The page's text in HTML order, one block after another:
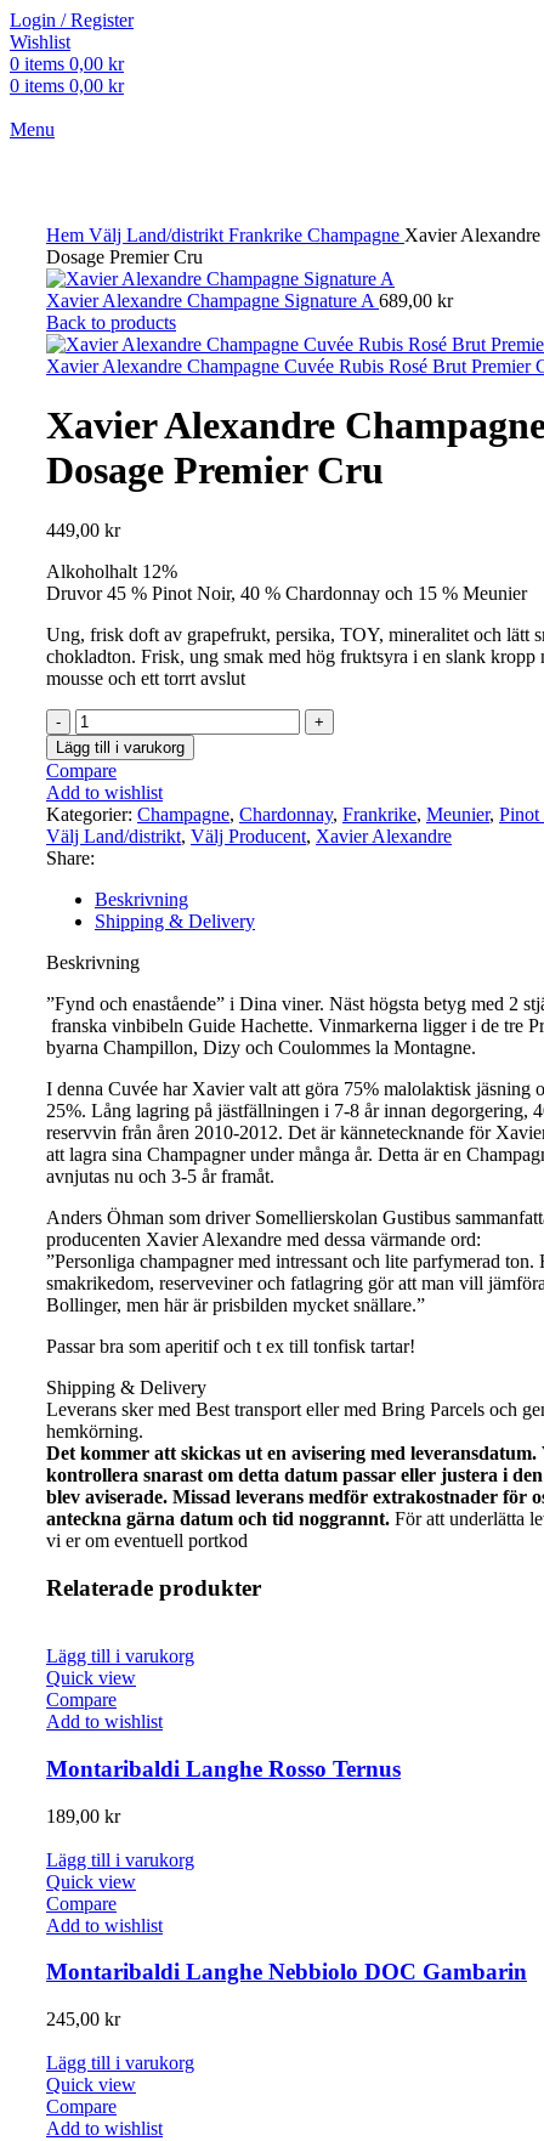
Login / Register
Wishlist
0 items 0,00 kr
0 items 0,00 kr
Menu
Hem Välj Land/distrikt Frankrike Champagne Xavier
Dosage Premier Cru
Xavier Alexandre Champagne Signature A 689,00 kr
Back to products
Xavier Alexandre Champagne Cuvée Rubis Rosé Brut Premier
Xavier Alexandre
Dosage Premier Cru
449,00 kr
Alkoholhalt 12%
Druvor 45 % Pinot Noir, 40 % Chardonnay och 15 % Meunier
Ung, frisk doft av grapefrukt, persika, TOY, mineralitet och lätt
chokladton. Frisk, ung smak med hög fruktsyra i en slank kropp
mousse och ett torrt avslut
Xavier
Alexandre
Champagne
Zéro
Dosage
Premier
Cru
mängd
Lägg till i varukorg
Compare
Add to wishlist
Kategorier: Champagne, Chardonnay, Frankrike, Meunier, Pinot
Välj Land/distrikt, Välj Producent, Xavier Alexandre
Share:
Beskrivning
Shipping & Delivery
Beskrivning
”Fynd och enastående” i Dina viner. Näst högsta betyg med 2
franska vinbibeln Guide Hachette. Vinmarkerna ligger i de tre
byarna Champillon, Dizy och Coulommes la Montagne.
I denna Cuvée har Xavier valt att göra 75% malolaktisk jäsning
25%. Lång lagring på jästfällningen i 7-8 år innan degorgering,
reservvin från åren 2010-2012. Det är kännetecknande för
att lagra sina Champagner under många år. Detta är en
avnjutas nu och 3-5 år framåt.
Anders Öhman som driver Somellierskolan Gustibus
producenten Xavier Alexandre med dessa värmande ord:
”Personliga champagner med intressant och lite parfymerad
smakrikedom, reserveviner och fatlagring gör att man vill
Bollinger, men här är prisbilden mycket snällare.”
Passar bra som aperitif och t ex till tonfisk tartar!
Shipping & Delivery
Leverans sker med Best transport eller med Bring Parcels och
hemkörning.
Det kommer att skickas ut en avisering med leveransdatum.
kontrollera snarast om detta datum passar eller justera i
blev aviserade. Missad leverans medför extrakostnader för
anteckna gärna datum och tid noggrannt. För att underlätta
vi er om eventuell portkod
Relaterade produkter
Lägg till i varukorg
Quick view
Compare
Add to wishlist
Montaribaldi Langhe Rosso Ternus
189,00 kr
Lägg till i varukorg
Quick view
Compare
Add to wishlist
Montaribaldi Langhe Nebbiolo DOC Gambarin
245,00 kr
Lägg till i varukorg
Quick view
Compare
Add to wishlist